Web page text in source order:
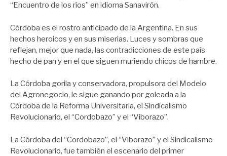
“Encuentro de los ríos” en idioma Sanavirón.
Córdoba es el rostro anticipado de la Argentina. En sus
hechos heroicos y en sus miserias. Luces y sombras que
reflejan, mejor que nada, las contradicciones de este país
hecho de pan y en el que siguen muriendo chicos de hambre.
La Córdoba gorila y conservadora, propulsora del Modelo
del Agronegocio, le sigue ganando por goleada a la
Córdoba de la Reforma Universitaria, el Sindicalismo
Revolucionario, el “Cordobazo” y el “Viborazo”.
La Córdoba del “Cordobazo”, el “Viborazo” y el Sindicalismo
Revolucionario, fue también el escenario del primer